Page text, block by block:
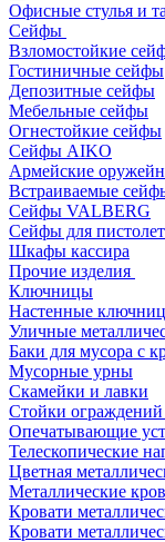
Офисные стулья и
Сейфы
Взломостойкие
Гостиничные сейфы
Депозитные сейфы
Мебельные сейфы
Огнестойкие сейфы
Сейфы AIKO
Армейские
Встраиваемые
Сейфы VALBERG
Сейфы для
Шкафы кассира
Прочие изделия
Ключницы
Настенные
Уличные
Баки для мусора с
Мусорные урны
Скамейки и лавки
Стойки ограждений
Опечатывающие
Телескопические
Цветная
Металлические
Кровати
Кровати